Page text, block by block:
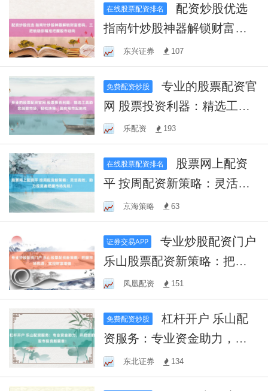
在线股票配资排名
指南针炒股神器解锁财富密
码，三把锁助你精准把握股
市动向
东兴证券 107
免费配资炒股
专业的股票配资官
网 股票投资利器：精选工具
助您洞察市场，轻松决策，
赢在股市起跑线
乐配资 193
在线股票配资排名
平 按周配资新策略：灵活高
效，助力投资者把握市场先
机！
京海策略 63
证券交易APP
专业炒股配资门户
乐山股票配资新策略：把握
市场机遇，实现财富增值
凤凰配资 151
免费配资炒股
杠杆开户 乐山配
资服务：专业资金助力，开
启您的股市投资新篇章！
东北证券 134